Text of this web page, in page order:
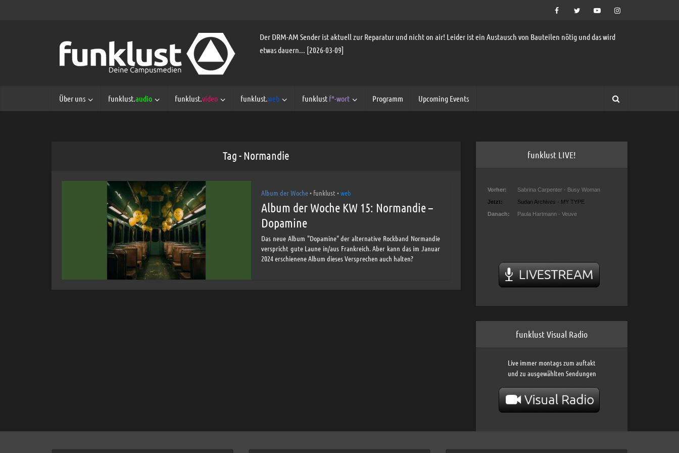
Der DRM-AM Sender ist aktuell zur Reparatur und nicht on air! Leider ist ein Austausch von Bauteilen nötig und das wird
etwas dauern... [2026-03-09]
Über uns funklust.audio funklust.video funklust.web funklust f*-wort Programm Upcoming Events
Tag - Normandie
Album der Woche• funklust •web
Album der Woche KW 15: Normandie –
Dopamine
Das neue Album "Dopamine" der alternative Rockband Normandie
verspricht gute Laune in/aus Frankreich. Aber kann das im Januar
2024 erschienene Album dieses Versprechen auch halten?
funklust LIVE!
funklust Visual Radio
Live immer montags zum auftakt
und zu ausgewählten Sendungen